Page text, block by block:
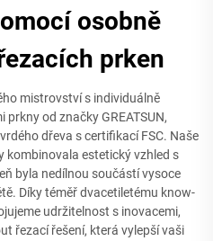
osobně
prken
mistrovství s individuálně
od značky GREATSUN,
dřeva s certifikací FSC. Naše
kombinovala estetický vzhled s
byla nedílnou součástí vysoce
Díky téměř dvacetiletému know-
udržitelnost s inovacemi,
řezací řešení, která vylepší vaši